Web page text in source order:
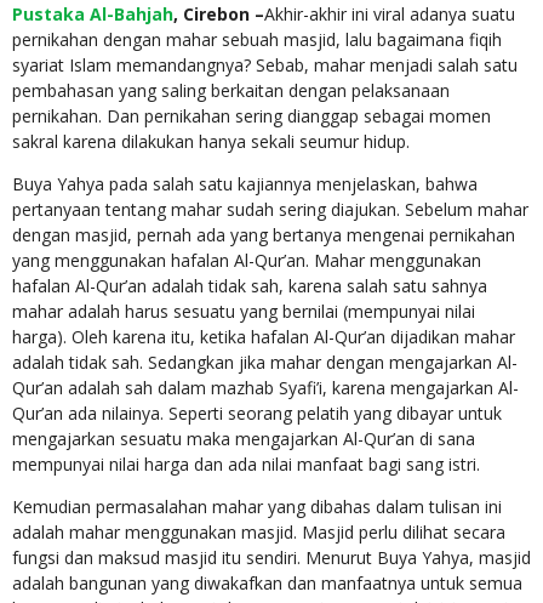
Pustaka Al-Bahjah, Cirebon –Akhir-akhir ini viral adanya suatu
pernikahan dengan mahar sebuah masjid, lalu bagaimana fiqih
syariat Islam memandangnya? Sebab, mahar menjadi salah satu
pembahasan yang saling berkaitan dengan pelaksanaan
pernikahan. Dan pernikahan sering dianggap sebagai momen
sakral karena dilakukan hanya sekali seumur hidup.
Buya Yahya pada salah satu kajiannya menjelaskan, bahwa
pertanyaan tentang mahar sudah sering diajukan. Sebelum mahar
dengan masjid, pernah ada yang bertanya mengenai pernikahan
yang menggunakan hafalan Al-Qur’an. Mahar menggunakan
hafalan Al-Qur’an adalah tidak sah, karena salah satu sahnya
mahar adalah harus sesuatu yang bernilai (mempunyai nilai
harga). Oleh karena itu, ketika hafalan Al-Qur’an dijadikan mahar
adalah tidak sah. Sedangkan jika mahar dengan mengajarkan Al-
Qur’an adalah sah dalam mazhab Syafi’i, karena mengajarkan Al-
Qur’an ada nilainya. Seperti seorang pelatih yang dibayar untuk
mengajarkan sesuatu maka mengajarkan Al-Qur’an di sana
mempunyai nilai harga dan ada nilai manfaat bagi sang istri.
Kemudian permasalahan mahar yang dibahas dalam tulisan ini
adalah mahar menggunakan masjid. Masjid perlu dilihat secara
fungsi dan maksud masjid itu sendiri. Menurut Buya Yahya, masjid
adalah bangunan yang diwakafkan dan manfaatnya untuk semua